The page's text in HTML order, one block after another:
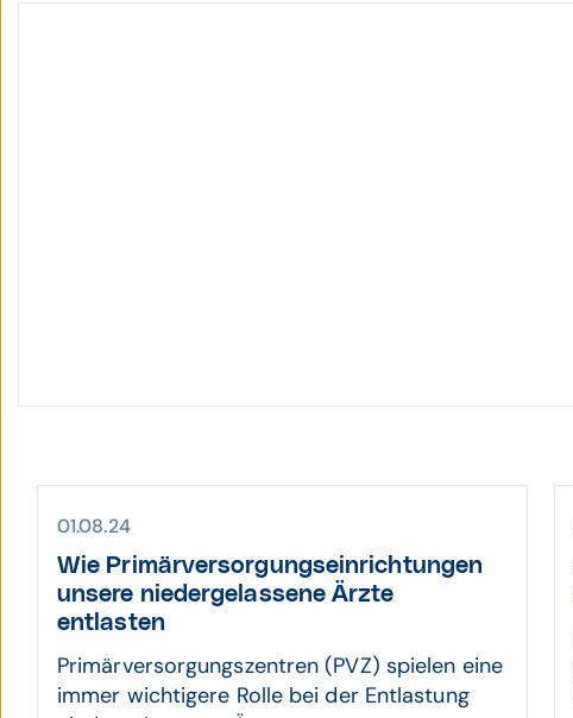
01.08.24
Wie Primär­versor­gungs­einrich­tungen
unsere nieder­gelassene Ärzte
entlasten
Primärversorgungszentren (PVZ) spielen eine
immer wichtigere Rolle bei der Entlastung